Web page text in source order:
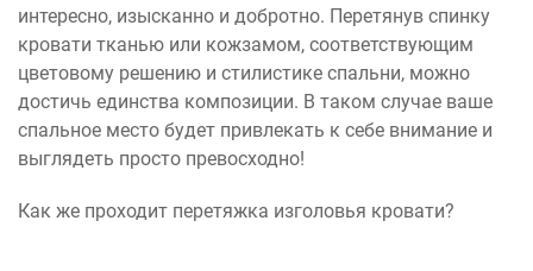
интересно, изысканно и добротно. Перетянув спинку
кровати тканью или кожзамом, соответствующим
цветовому решению и стилистике спальни, можно
достичь единства композиции. В таком случае ваше
спальное место будет привлекать к себе внимание и
выглядеть просто превосходно!
Как же проходит перетяжка изголовья кровати?